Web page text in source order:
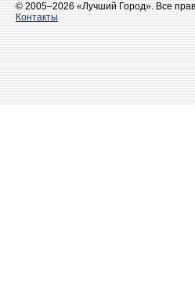
© 2005–2026 «Лучший Город». Все
Контакты